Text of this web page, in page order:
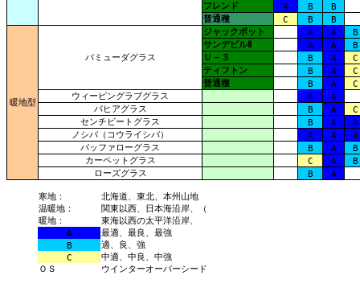
フレンド
A B
B
普通種
C B B
暖地型
バミューダグラス
ジャックポット A A
B
サンデビルⅡ
A A
B
Ｕ－３
B A
C
ティフトン
B A
C
普通種
B A
C
ウィーピングラブグラス
A
A
バヒアグラス
B A
C
センチビートグラス
B A
A
ノシバ（コウライシバ）
A A
A
バッファローグラス
B A
B
カーペットグラス
C A
B
ローズグラス
B A
寒地：
北海道、東北、本州山地
温暖地：
関東以西、日本海沿岸、（
暖地：
東海以西の太平洋沿岸、
A
最適、最良、最強
B
適、良、強
C
中適、中良、中強
ＯＳ
ウインターオーバーシード